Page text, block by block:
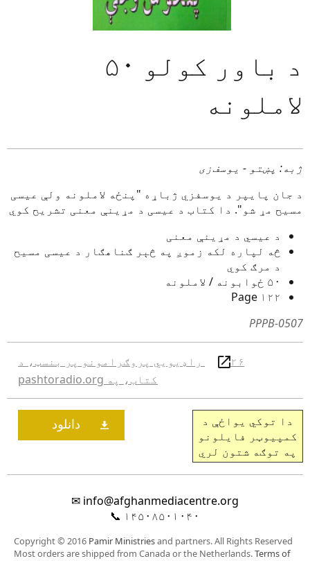
د باور کولو ۵۰
لاملونه
ژبه: پښتو - یوسف‌زی
د جان پایپر د یوسفزي ژباړه "پنځه لاملونه ولې عیسی
مسیح مړ شو". دا کتاب د عیسی د مړینې معنی تشریح کوي
د عیسي د مړینې معنی
څه لپاره لکه زموږ په څېر ګناهګار د عیسی مسیح
د مرګ کوي
۵۰ ځوابونه / لاملونه
۱۲۲ Page
PPPB-0507
۲۶ راډيويي پروګرامونو پر بنسټ، د
کتاب، په pashtoradio.org
دا توکي یواځې د
کمپیوټر فایلونو
په توګه شتون لري
✉ info@afghanmediacentre.org
📞 ۱۴۵۰۸۵۰۱۰۴۰
Copyright © 2016 Pamir Ministriesand partners. All Rights Reserved
Most orders are shipped from Canada or the Netherlands.Terms of